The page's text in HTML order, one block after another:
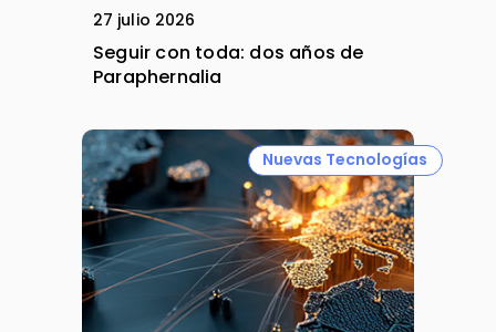
27 julio 2026
Seguir con toda: dos años de
Paraphernalia
Nuevas Tecnologías